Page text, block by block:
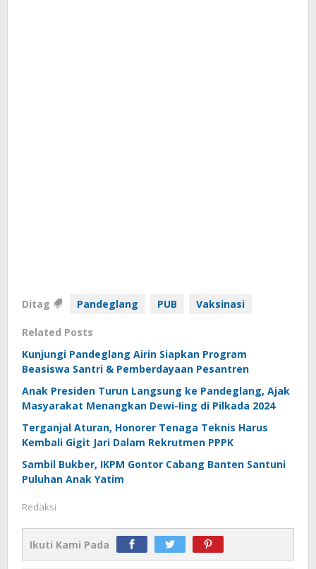
Ditag Pandeglang PUB Vaksinasi
Related Posts
Kunjungi Pandeglang Airin Siapkan Program
Beasiswa Santri & Pemberdayaan Pesantren
Anak Presiden Turun Langsung ke Pandeglang, Ajak
Masyarakat Menangkan Dewi-Iing di Pilkada 2024
Terganjal Aturan, Honorer Tenaga Teknis Harus
Kembali Gigit Jari Dalam Rekrutmen PPPK
Sambil Bukber, IKPM Gontor Cabang Banten Santuni
Puluhan Anak Yatim
Redaksi
Ikuti Kami Pada